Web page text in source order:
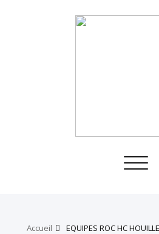
Toggle
Accueil
EQUIPES ROC HC